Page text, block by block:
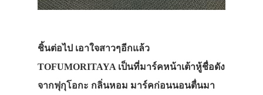
ชิ้นต่อไป เอาใจสาวๆอีกแล้ว
TOFUMORITAYA เป็นที่มาร์คหน้าเต้าหู้ชื่อดัง
จากฟุกุโอกะ กลิ่นหอม มาร์คก่อนนอนตื่นมา